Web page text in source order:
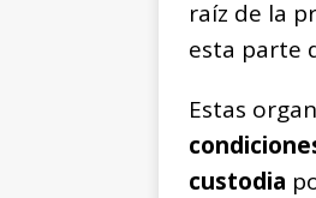
raíz de la
esta parte
Estas
custodia